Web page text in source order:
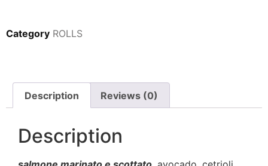
Category ROLLS
Description Reviews (0)
Description